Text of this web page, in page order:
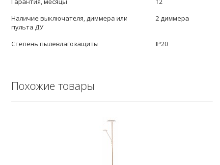
Наличие выключателя, диммера или
пульта ДУ
2 диммера
Степень пылевлагозащиты IP20
Похожие товары